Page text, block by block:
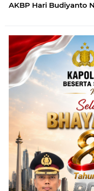
AKBP Hari Budiyanto